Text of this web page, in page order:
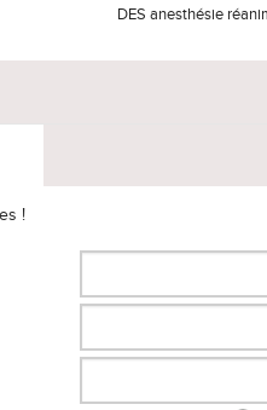
DES anesthésie
!